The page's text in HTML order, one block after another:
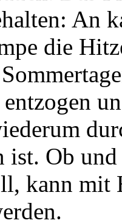
An
die
ist. Ob
kann mit